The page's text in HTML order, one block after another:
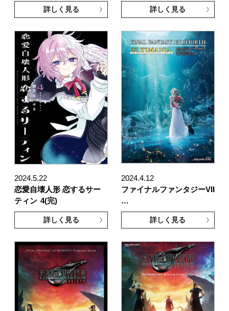
詳しく見る 詳しく見る
2024.5.22
恋愛自壊人形 恋するサー
ティン 4(完)
詳しく見る
2024.4.12
ファイナルファンタジーVII
…
詳しく見る